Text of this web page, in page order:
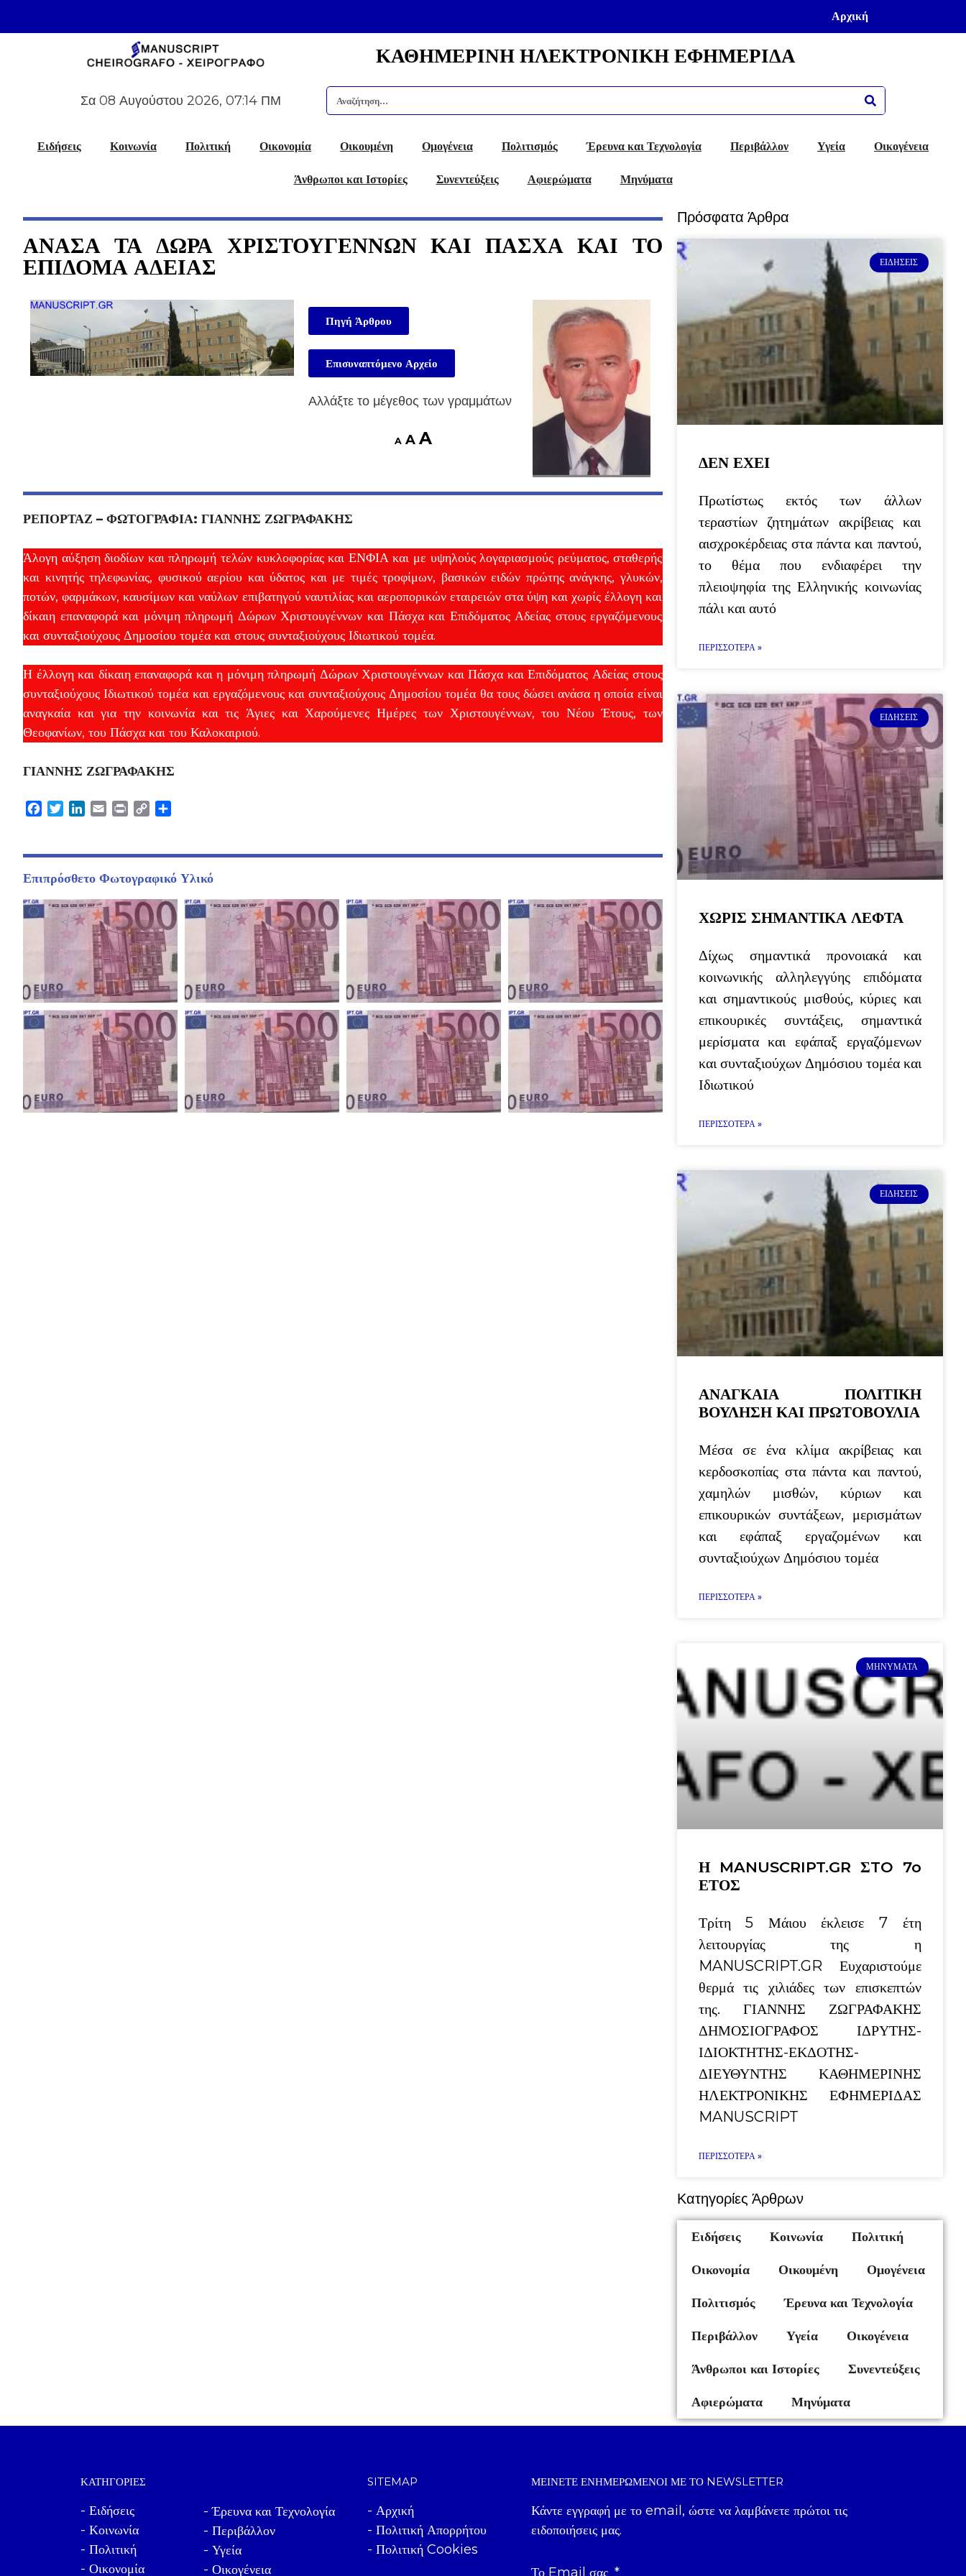
Αρχική
ΚΑΘΗΜΕΡΙΝΗ ΗΛΕΚΤΡΟΝΙΚΗ ΕΦΗΜΕΡΙΔΑ
Σα 08 Αυγούστου 2026, 07:14 ΠΜ
Ειδήσεις Κοινωνία Πολιτική Οικονομία Οικουμένη Ομογένεια Πολιτισμός Έρευνα και Τεχνολογία Περιβάλλον Υγεία Οικογένεια
Άνθρωποι και Ιστορίες Συνεντεύξεις Αφιερώματα Μηνύματα
ΑΝΑΣΑ ΤΑ ΔΩΡΑ ΧΡΙΣΤΟΥΓΕΝΝΩΝ ΚΑΙ ΠΑΣΧΑ ΚΑΙ ΤΟ
ΕΠΙΔΟΜΑ ΑΔΕΙΑΣ
Πηγή Άρθρου
Επισυναπτόμενο Αρχείο
Αλλάξτε το μέγεθος των γραμμάτων
A A A
ΡΕΠΟΡΤΑΖ – ΦΩΤΟΓΡΑΦΙΑ: ΓΙΑΝΝΗΣ ΖΩΓΡΑΦΑΚΗΣ
Άλογη αύξηση διοδίων και πληρωμή τελών κυκλοφορίας και ΕΝΦΙΑ και με υψηλούς λογαριασμούς ρεύματος, σταθερής
και κινητής τηλεφωνίας, φυσικού αερίου και ύδατος και με τιμές τροφίμων, βασικών ειδών πρώτης ανάγκης, γλυκών,
ποτών, φαρμάκων, καυσίμων και ναύλων επιβατηγού ναυτιλίας και αεροπορικών εταιρειών στα ύψη και χωρίς έλλογη και
δίκαιη επαναφορά και μόνιμη πληρωμή Δώρων Χριστουγέννων και Πάσχα και Επιδόματος Αδείας στους εργαζόμενους
και συνταξιούχους Δημοσίου τομέα και στους συνταξιούχους Ιδιωτικού τομέα.
Η έλλογη και δίκαιη επαναφορά και η μόνιμη πληρωμή Δώρων Χριστουγέννων και Πάσχα και Επιδόματος Αδείας στους
συνταξιούχους Ιδιωτικού τομέα και εργαζόμενους και συνταξιούχους Δημοσίου τομέα θα τους δώσει ανάσα η οποία είναι
αναγκαία και για την κοινωνία και τις Άγιες και Χαρούμενες Ημέρες των Χριστουγέννων, του Νέου Έτους, των
Θεοφανίων, του Πάσχα και του Καλοκαιριού.
ΓΙΑΝΝΗΣ ΖΩΓΡΑΦΑΚΗΣ
Facebook
TwitterLinkedIn
EmailPrint Copy
Επιπρόσθετο Φωτογραφικό Υλικό
Πρόσφατα Άρθρα
ΕΙΔΉΣΕΙΣ
ΔΕΝ ΕΧΕΙ
Πρωτίστως εκτός των άλλων
τεραστίων ζητημάτων ακρίβειας και
αισχροκέρδειας στα πάντα και παντού,
το θέμα που ενδιαφέρει την
πλειοψηφία της Ελληνικής κοινωνίας
πάλι και αυτό
ΠΕΡΙΣΣΌΤΕΡΑ »
ΕΙΔΉΣΕΙΣ
ΧΩΡΙΣ ΣΗΜΑΝΤΙΚΑ ΛΕΦΤΑ
Δίχως σημαντικά προνοιακά και
κοινωνικής αλληλεγγύης επιδόματα
και σημαντικούς μισθούς, κύριες και
επικουρικές συντάξεις, σημαντικά
μερίσματα και εφάπαξ εργαζόμενων
και συνταξιούχων Δημόσιου τομέα και
Ιδιωτικού
ΠΕΡΙΣΣΌΤΕΡΑ »
ΕΙΔΉΣΕΙΣ
ΑΝΑΓΚΑΙΑ ΠΟΛΙΤΙΚΗ
ΒΟΥΛΗΣΗ ΚΑΙ ΠΡΩΤΟΒΟΥΛΙΑ
Μέσα σε ένα κλίμα ακρίβειας και
κερδοσκοπίας στα πάντα και παντού,
χαμηλών μισθών, κύριων και
επικουρικών συντάξεων, μερισμάτων
και εφάπαξ εργαζομένων και
συνταξιούχων Δημόσιου τομέα
ΠΕΡΙΣΣΌΤΕΡΑ »
ΜΗΝΎΜΑΤΑ
Η MANUSCRIPT.GR ΣTO 7o
ΕΤΟΣ
Τρίτη 5 Μάιου έκλεισε 7 έτη
λειτουργίας της η
MANUSCRIPT.GR Ευχαριστούμε
θερμά τις χιλιάδες των επισκεπτών
της. ΓΙΑΝΝΗΣ ΖΩΓΡΑΦΑΚΗΣ
ΔΗΜΟΣΙΟΓΡΑΦΟΣ ΙΔΡΥΤΗΣ-
ΙΔΙΟΚΤΗΤΗΣ-ΕΚΔΟΤΗΣ-
ΔΙΕΥΘΥΝΤΗΣ ΚΑΘΗΜΕΡΙΝΗΣ
ΗΛΕΚΤΡΟΝΙΚΗΣ ΕΦΗΜΕΡΙΔΑΣ
MANUSCRIPT
ΠΕΡΙΣΣΌΤΕΡΑ »
Κατηγορίες Άρθρων
Ειδήσεις Κοινωνία Πολιτική
Οικονομία Οικουμένη Ομογένεια
Πολιτισμός Έρευνα και Τεχνολογία
Περιβάλλον Υγεία Οικογένεια
Άνθρωποι και Ιστορίες Συνεντεύξεις
Αφιερώματα Μηνύματα
ΚΑΤΗΓΟΡΊΕΣ
- Ειδήσεις
- Κοινωνία
- Πολιτική
- Οικονομία
- Έρευνα και Τεχνολογία
- Περιβάλλον
- Υγεία
- Οικογένεια
SITEMAP
- Αρχική
- Πολιτική Απορρήτου
- Πολιτική Cookies
ΜΕΊΝΕΤΕ ΕΝΗΜΕΡΩΜΈΝΟΙ ΜΕ ΤΟ NEWSLETTER
Κάντε εγγραφή με το email, ώστε να λαμβάνετε πρώτοι τις
ειδοποιήσεις μας.
Το Email σας